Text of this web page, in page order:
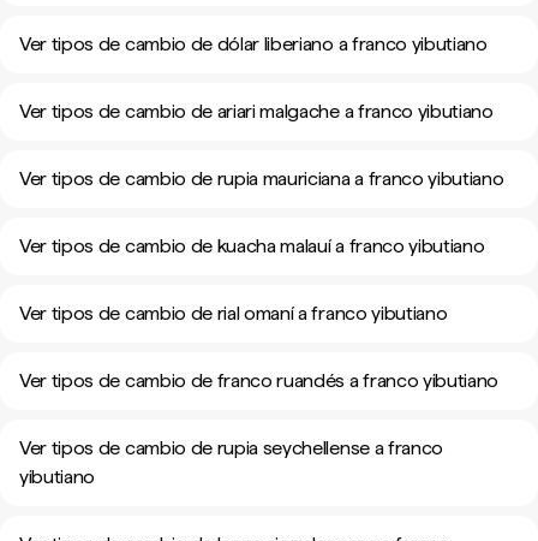
Ver tipos de cambio de dólar liberiano a franco yibutiano
Ver tipos de cambio de ariari malgache a franco yibutiano
Ver tipos de cambio de rupia mauriciana a franco yibutiano
Ver tipos de cambio de kuacha malauí a franco yibutiano
Ver tipos de cambio de rial omaní a franco yibutiano
Ver tipos de cambio de franco ruandés a franco yibutiano
Ver tipos de cambio de rupia seychellense a franco
yibutiano